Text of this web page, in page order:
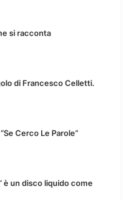
si racconta
di Francesco Celletti.
Cerco Le Parole”
è un disco liquido come